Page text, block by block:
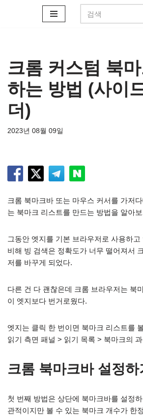
로
건
너
뛰
기
크롬 커스텀 북
하는 방법 (사이
더)
2023년 08월 09일
크롬 북마크바 또는 마우스 커서를 가저
는 북마크 리스트를 만드는 방법을 알아
그동안 엣지를 기본 브라우저로 사용하
비해 빙 검색은 정확도가 너무 떨어져서
저를 바꾸게 되었다.
다른 건 다 괜찮은데 크롬 브라우저는 북
이 엣지보다 번거로웠다.
엣지는 클릭 한 번이면 북마크 리스트를
읽기 측면 패널 > 읽기 목록 > 북마크의
크롬 북마크바 설정하
첫 번째 방법은 상단에 북마크바를 설정
관적이지만 볼 수 있는 북마크 개수가 한